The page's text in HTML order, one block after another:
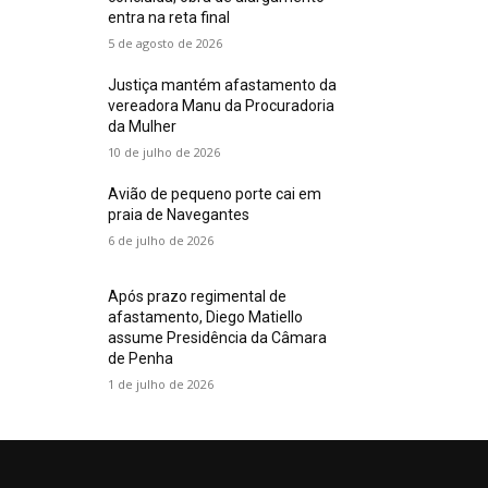
entra na reta final
5 de agosto de 2026
Justiça mantém afastamento da
vereadora Manu da Procuradoria
da Mulher
10 de julho de 2026
Avião de pequeno porte cai em
praia de Navegantes
6 de julho de 2026
Após prazo regimental de
afastamento, Diego Matiello
assume Presidência da Câmara
de Penha
1 de julho de 2026